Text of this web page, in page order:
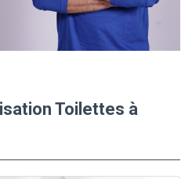
Toilettes à